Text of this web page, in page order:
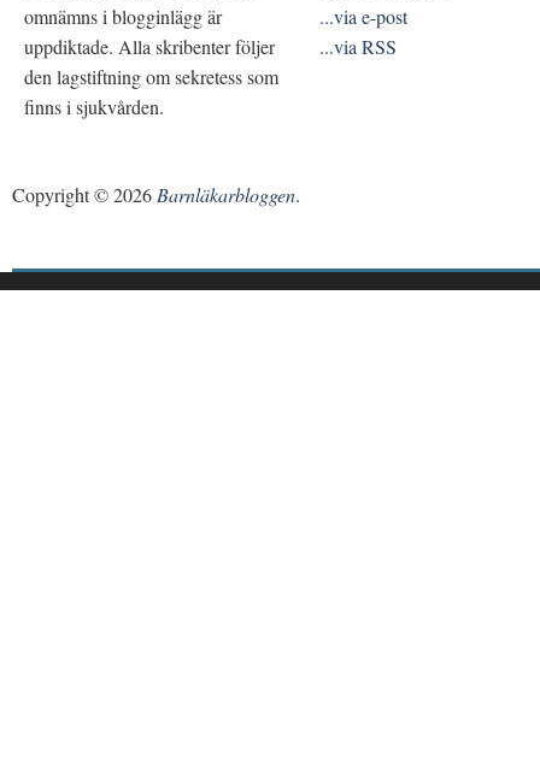
omnämns i blogginlägg är
uppdiktade. Alla skribenter följer
den lagstiftning om sekretess som
finns i sjukvården.
...via e-post
...via RSS
Copyright © 2026 Barnläkarbloggen.